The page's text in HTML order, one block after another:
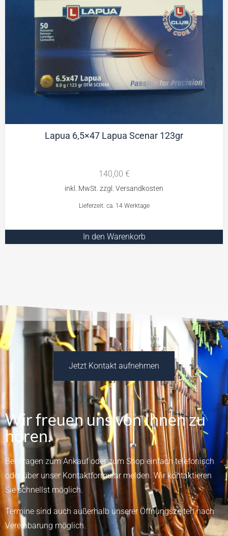
Lapua 6,5×47 Lapua Scenar 123gr
140,00 €
Lieferzeit: ca. 14 Werktage
In den Warenkorb
Jetzt Kontakt aufnehmen
Wir freuen uns von Ihnen zu
hören.
Bei Fragen zum Ankauf oder zum Shop einfach telefonisch
oder über unser Kontaktformularmelden.Wir kontaktieren
Sie schnellst möglich.
Termine sind auch außerhalb unserer Öffnungszeiten nach
Vereinbarung möglich.